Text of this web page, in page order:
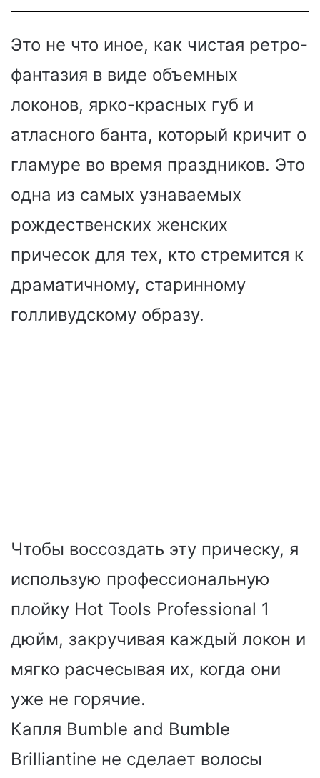
Это не что иное, как чистая ретро-
фантазия в виде объемных
локонов, ярко-красных губ и
атласного банта, который кричит о
гламуре во время праздников. Это
одна из самых узнаваемых
рождественских женских
причесок для тех, кто стремится к
драматичному, старинному
голливудскому образу.
Чтобы воссоздать эту прическу, я
использую профессиональную
плойку Hot Tools Professional 1
дюйм, закручивая каждый локон и
мягко расчесывая их, когда они
уже не горячие.
Капля Bumble and Bumble
Brilliantine не сделает волосы